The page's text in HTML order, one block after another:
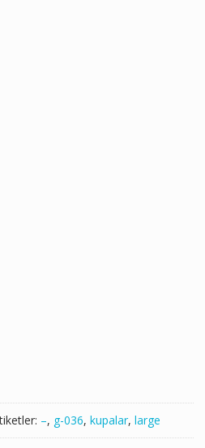
–, g-036, kupalar, large